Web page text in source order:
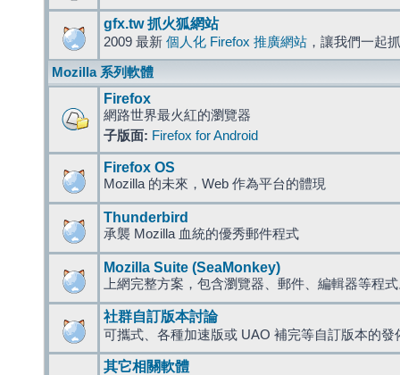
gfx.tw 抓火狐網站
2009 最新 個人化 Firefox 推廣網站 ，讓我們一起
Mozilla 系列軟體
Firefox
網路世界最火紅的瀏覽器
子版面: Firefox for Android
Firefox OS
Mozilla 的未來，Web 作為平台的體現
Thunderbird
承襲 Mozilla 血統的優秀郵件程式
Mozilla Suite (SeaMonkey)
上網完整方案，包含瀏覽器、郵件、編輯器等程
社群自訂版本討論
可攜式、各種加速版或 UAO 補完等自訂版本的發
其它相關軟體